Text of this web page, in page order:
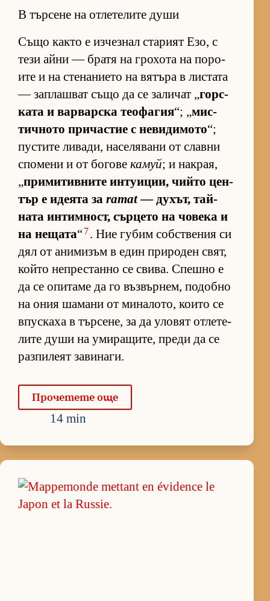
В търсене на отлетелите души
Също както е из­чез­нал ста­рият Езо, с
тези айни — братя на гро­хота на по­ро­
ите и на сте­на­ни­ето на вя­търа в лис­тата
— зап­лаш­ват също да се за­ли­чат „гор­с­
ката и вар­вар­ска те­о­фа­гия“; „мис­
тич­ното при­час­тие с не­ви­ди­мото“;
пус­тите ли­ва­ди, на­се­ля­вани от славни
спо­мени и от бо­гове камуй; и нак­рая,
„при­ми­тив­ните ин­ту­и­ции, чийто цен­
тър е иде­ята за ramat— ду­хът, тай­
ната ин­тим­ност, сър­цето на чо­века и
на не­щата“7. Ние гу­бим соб­с­т­ве­ния си
дял от ани­ми­зъм в един при­ро­ден свят,
който неп­рес­танно се сви­ва. Спешно е
да се опи­таме да го въз­вър­нем, по­добно
на ония ша­мани от ми­на­ло­то, ко­ито се
впус­каха в тър­се­не, за да уло­вят от­ле­те­
лите души на уми­ра­щи­те, преди да се
раз­пи­леят за­ви­на­ги.
Про­че­тете още
14 min